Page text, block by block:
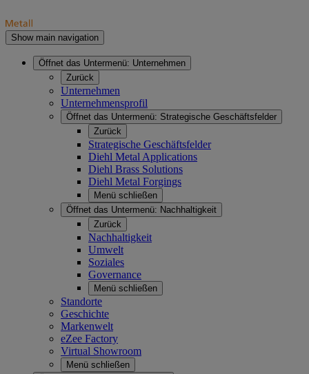
Show main navigation
Öffnet das Untermenü: Unternehmen
Zurück
Unternehmen
Unternehmensprofil
Öffnet das Untermenü: Strategische Geschäftsfelder
Zurück
Strategische Geschäftsfelder
Diehl Metal Applications
Diehl Brass Solutions
Diehl Metal Forgings
Menü schließen
Öffnet das Untermenü: Nachhaltigkeit
Zurück
Nachhaltigkeit
Umwelt
Soziales
Governance
Menü schließen
Standorte
Geschichte
Markenwelt
eZee Factory
Virtual Showroom
Menü schließen